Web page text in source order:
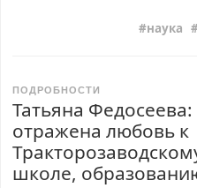
наука
ПОДРОБНОСТИ
Татьяна
отражена любовь к
школе,